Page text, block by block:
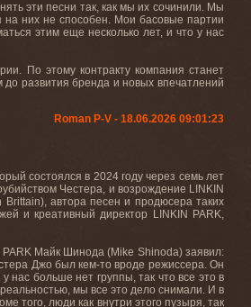
эти песни так, как мы их сочинили. Мы
на них не способен. Мои басовые партии
этим еще несколько лет, и что у нас
По этому контракту компания станет
развития бренда и новых впечатлений
Roman P-V - 18.06.2026 09:01:23
состоялся в 2024 году через семь лет
Честера, и возрождение LINKIN
автора песен и продюсера таких
и креативный директор LINKIN PARK,
Майк Шинода (Mike Shinoda) заявил:
Джо был кем-то вроде режиссера. Он
нас больше нет группы, так что все это в
мы все это дело снимали. И в
того, люди как внутри этого пузыря, так